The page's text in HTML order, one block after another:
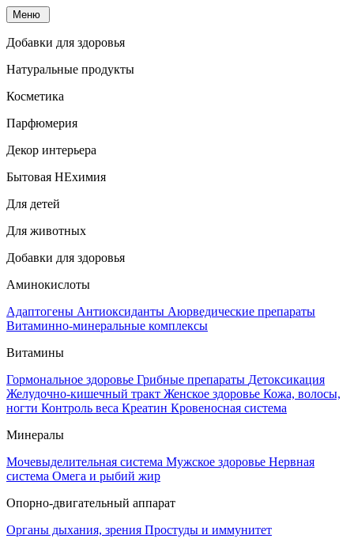
Меню
Добавки для здоровья
Натуральные продукты
Косметика
Парфюмерия
Декор интерьера
Бытовая НЕхимия
Для детей
Для животных
Добавки для здоровья
Аминокислоты
Адаптогены Антиоксиданты Аюрведические препараты
Витаминно-минеральные комплексы
Витамины
Гормональное здоровье Грибные препараты Детоксикация
Желудочно-кишечный тракт Женское здоровье Кожа, волосы,
ногти Контроль веса Креатин Кровеносная система
Минералы
Мочевыделительная система Мужское здоровье Нервная
система Омега и рыбий жир
Опорно-двигательный аппарат
Органы дыхания, зрения Простуды и иммунитет